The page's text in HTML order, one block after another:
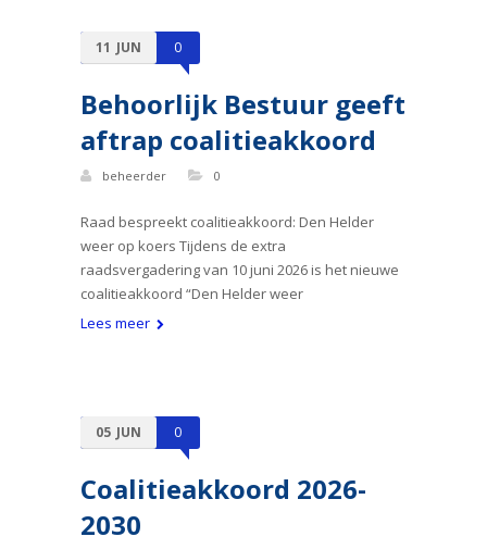
11 JUN 0
Behoorlijk Bestuur geeft
aftrap coalitieakkoord
beheerder 0
Raad bespreekt coalitieakkoord: Den Helder
weer op koers Tijdens de extra
raadsvergadering van 10 juni 2026 is het nieuwe
coalitieakkoord “Den Helder weer
Lees meer
05 JUN 0
Coalitieakkoord 2026-
2030